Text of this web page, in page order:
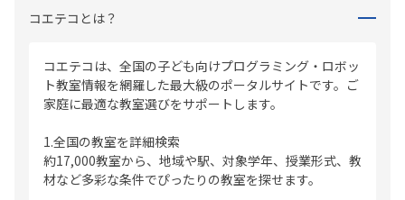
コエテコとは？
コエテコは、全国の子ども向けプログラミング・ロボッ
ト教室情報を網羅した最大級のポータルサイトです。ご
家庭に最適な教室選びをサポートします。
1.全国の教室を詳細検索
約17,000教室から、地域や駅、対象学年、授業形式、教
材など多彩な条件でぴったりの教室を探せます。